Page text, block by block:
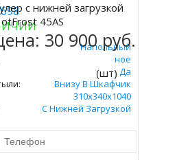
Напольный
Компрессорное
Да
Внизу В Шкафчик
310х340х1040
С Нижней Загрузкой
с нижней загрузкой
45AS
30 900 руб.
(шт)